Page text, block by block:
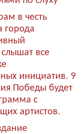
в честь
города
слышат все
инициатив. 9
Победы будет
с
артистов.